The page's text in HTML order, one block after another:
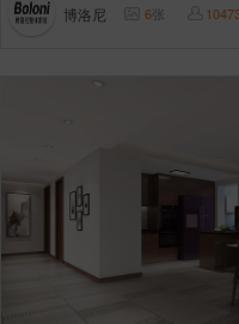
博洛尼 6张